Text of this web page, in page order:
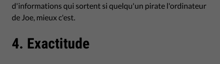
d'informations qui sortent si quelqu'un pirate l'ordinateur
de Joe, mieux c'est.
4. Exactitude